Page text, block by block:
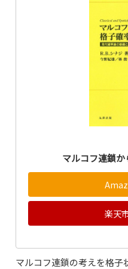
マルコフ連鎖
楽天
マルコフ連鎖の考えを格